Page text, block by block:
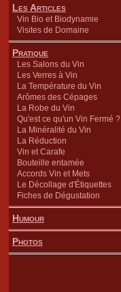
Les Articles
Vin Bio et Biodynamie
Visites de Domaine
Pratique
Les Salons du Vin
Les Verres à Vin
La Température du Vin
Arômes des Cépages
La Robe du Vin
Qu'est ce qu'un Vin Fermé ?
La Minéralité du Vin
La Réduction
Vin et Carafe
Bouteille entamée
Accords Vin et Mets
Le Décollage d'Étiquettes
Fiches de Dégustation
Humour
Photos